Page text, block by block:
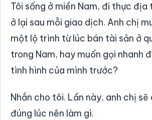
Tôi sống ở miền Nam, đi thực địa
ở lại sau mỗi giao dịch. Anh chị
một lộ trình từ lúc bán tài sản ở
trong Nam, hay muốn gọi nhanh
tình hình của mình trước?
Nhắn cho tôi. Lần này, anh chị
đúng lúc nên làm gì.